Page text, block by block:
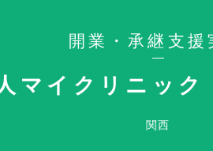
開業・承継支援
マイクリニック
関西